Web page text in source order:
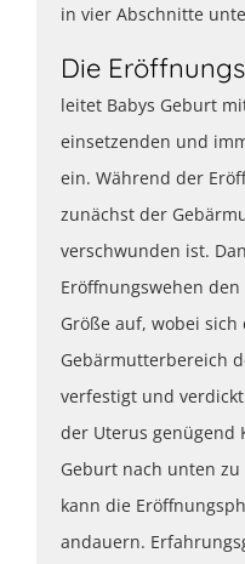
in vier Abschnitte
Die
leitet Babys Geburt
einsetzenden und
ein. Während der
zunächst der
verschwunden ist.
Eröffnungswehen
Größe auf, wobei
Gebärmutterbereich
verfestigt und
der Uterus genügend
Geburt nach unten
kann die
andauern.